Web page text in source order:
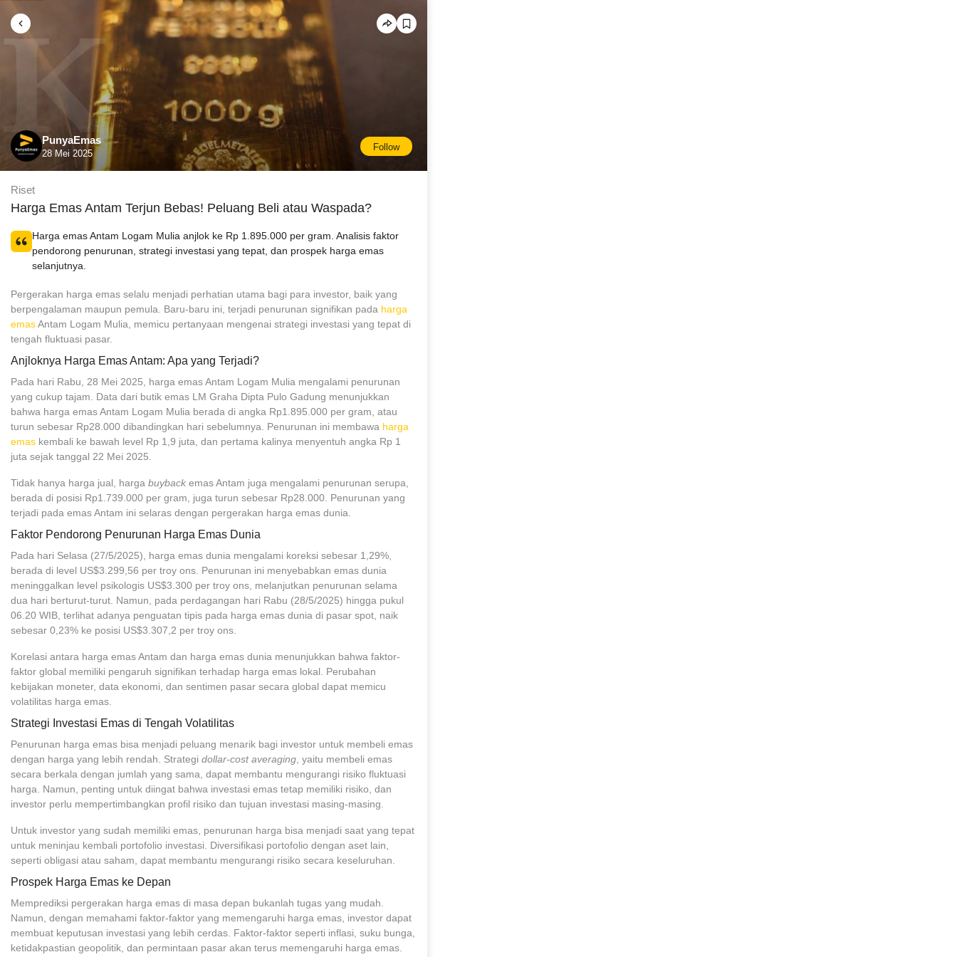
PunyaEmas
28 Mei 2025
Follow
Riset
Harga Emas Antam Terjun Bebas! Peluang Beli atau Waspada?
Harga emas Antam Logam Mulia anjlok ke Rp 1.895.000 per gram. Analisis faktor
pendorong penurunan, strategi investasi yang tepat, dan prospek harga emas
selanjutnya.
Pergerakan harga emas selalu menjadi perhatian utama bagi para investor, baik yang
berpengalaman maupun pemula. Baru-baru ini, terjadi penurunan signifikan pada harga
emasAntam Logam Mulia, memicu pertanyaan mengenai strategi investasi yang tepat di
tengah fluktuasi pasar.
Anjloknya Harga Emas Antam: Apa yang Terjadi?
Pada hari Rabu, 28 Mei 2025, harga emas Antam Logam Mulia mengalami penurunan
yang cukup tajam. Data dari butik emas LM Graha Dipta Pulo Gadung menunjukkan
bahwa harga emas Antam Logam Mulia berada di angka Rp1.895.000 per gram, atau
turun sebesar Rp28.000 dibandingkan hari sebelumnya. Penurunan ini membawa harga
emas kembali ke bawah level Rp 1,9 juta, dan pertama kalinya menyentuh angka Rp 1
juta sejak tanggal 22 Mei 2025.
Tidak hanya harga jual, harga buyback emas Antam juga mengalami penurunan serupa,
berada di posisi Rp1.739.000 per gram, juga turun sebesar Rp28.000. Penurunan yang
terjadi pada emas Antam ini selaras dengan pergerakan harga emas dunia.
Faktor Pendorong Penurunan Harga Emas Dunia
Pada hari Selasa (27/5/2025), harga emas dunia mengalami koreksi sebesar 1,29%,
berada di level US$3.299,56 per troy ons. Penurunan ini menyebabkan emas dunia
meninggalkan level psikologis US$3.300 per troy ons, melanjutkan penurunan selama
dua hari berturut-turut. Namun, pada perdagangan hari Rabu (28/5/2025) hingga pukul
06.20 WIB, terlihat adanya penguatan tipis pada harga emas dunia di pasar spot, naik
sebesar 0,23% ke posisi US$3.307,2 per troy ons.
Korelasi antara harga emas Antam dan harga emas dunia menunjukkan bahwa faktor-
faktor global memiliki pengaruh signifikan terhadap harga emas lokal. Perubahan
kebijakan moneter, data ekonomi, dan sentimen pasar secara global dapat memicu
volatilitas harga emas.
Strategi Investasi Emas di Tengah Volatilitas
Penurunan harga emas bisa menjadi peluang menarik bagi investor untuk membeli emas
dengan harga yang lebih rendah. Strategi dollar-cost averaging , yaitu membeli emas
secara berkala dengan jumlah yang sama, dapat membantu mengurangi risiko fluktuasi
harga. Namun, penting untuk diingat bahwa investasi emas tetap memiliki risiko, dan
investor perlu mempertimbangkan profil risiko dan tujuan investasi masing-masing.
Untuk investor yang sudah memiliki emas, penurunan harga bisa menjadi saat yang tepat
untuk meninjau kembali portofolio investasi. Diversifikasi portofolio dengan aset lain,
seperti obligasi atau saham, dapat membantu mengurangi risiko secara keseluruhan.
Prospek Harga Emas ke Depan
Memprediksi pergerakan harga emas di masa depan bukanlah tugas yang mudah.
Namun, dengan memahami faktor-faktor yang memengaruhi harga emas, investor dapat
membuat keputusan investasi yang lebih cerdas. Faktor-faktor seperti inflasi, suku bunga,
ketidakpastian geopolitik, dan permintaan pasar akan terus memengaruhi harga emas.